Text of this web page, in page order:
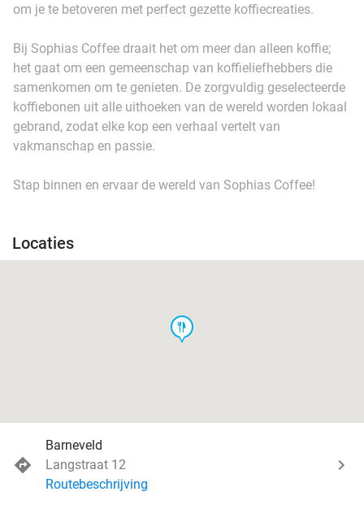
om je te betoveren met perfect gezette koffiecreaties.
Bij Sophias Coffee draait het om meer dan alleen koffie;
het gaat om een gemeenschap van koffieliefhebbers die
samenkomen om te genieten. De zorgvuldig geselecteerde
koffiebonen uit alle uithoeken van de wereld worden lokaal
gebrand, zodat elke kop een verhaal vertelt van
vakmanschap en passie.
Stap binnen en ervaar de wereld van Sophias Coffee!
Locaties
food
Barneveld
Langstraat 12
Routebeschrijving